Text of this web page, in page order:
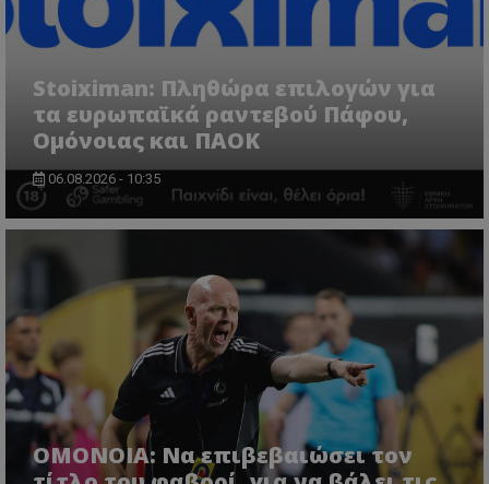
Stoiximan: Πληθώρα επιλογών για
τα ευρωπαϊκά ραντεβού Πάφου,
Ομόνοιας και ΠΑΟΚ
06.08.2026 - 10:35
ΟΜΟΝΟΙΑ: Να επιβεβαιώσει τον